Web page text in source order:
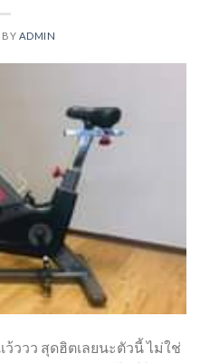
BY ADMIN
ว้ววว สุดฮิตเลยนะตัวนี้ ไม่ใช่